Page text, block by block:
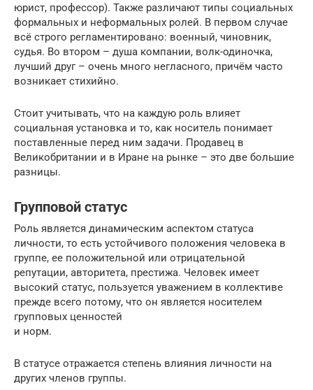
юрист, профессор). Также различают типы социальных
формальных и неформальных ролей. В первом случае
всё строго регламентировано: военный, чиновник,
судья. Во втором – душа компании, волк-одиночка,
лучший друг – очень много негласного, причём часто
возникает стихийно.
Стоит учитывать, что на каждую роль влияет
социальная установка и то, как носитель понимает
поставленные перед ним задачи. Продавец в
Великобритании и в Иране на рынке – это две большие
разницы.
Групповой статус
Роль является динамическим аспектом статуса
личности, то есть устойчивого положения человека в
группе, ее положительной или отрицательной
репутации, авторитета, престижа. Человек имеет
высокий статус, пользуется уважением в коллективе
прежде всего потому, что он является носителем
групповых ценностей
и норм.
В статусе отражается степень влияния личности на
других членов группы.